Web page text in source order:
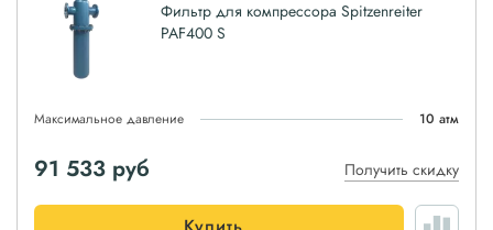
Фильтр для компрессора Spitzenreiter
PAF400 S
Максимальное давление 10 атм
91 533 руб Получить скидку